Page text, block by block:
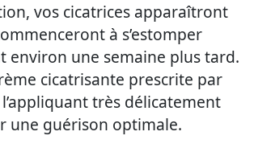
vos cicatrices apparaîtront
à s’estomper
environ une semaine plus tard.
cicatrisante prescrite par
très délicatement
une guérison optimale.